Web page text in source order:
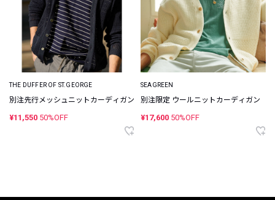
THE DUFFER OF ST.GEORGE
別注先行メッシュニットカーディガン
¥11,550 50%OFF
SEAGREEN
別注限定 ウールニットカーディガン
¥17,600 50%OFF